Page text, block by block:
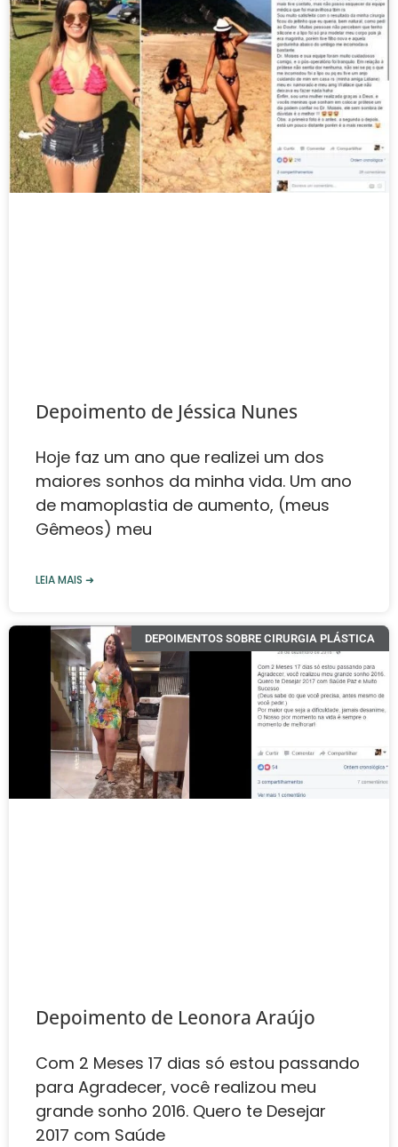
Depoimento de Jéssica Nunes‎
Hoje faz um ano que realizei um dos
maiores sonhos da minha vida. Um ano
de mamoplastia de aumento, (meus
Gêmeos) meu
LEIA MAIS ➜
DEPOIMENTOS SOBRE CIRURGIA PLÁSTICA
Depoimento de Leonora Araújo
Com 2 Meses 17 dias só estou passando
para Agradecer, você realizou meu
grande sonho 2016. Quero te Desejar
2017 com Saúde